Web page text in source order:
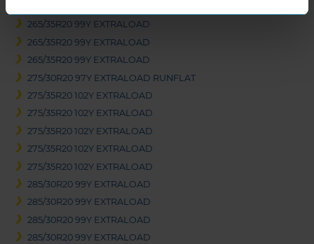
265/35R20 99Y EXTRALOAD
265/35R20 99Y EXTRALOAD
265/35R20 99Y EXTRALOAD
275/30R20 97Y EXTRALOAD RUNFLAT
275/35R20 102Y EXTRALOAD
275/35R20 102Y EXTRALOAD
275/35R20 102Y EXTRALOAD
275/35R20 102Y EXTRALOAD
275/35R20 102Y EXTRALOAD
285/30R20 99Y EXTRALOAD
285/30R20 99Y EXTRALOAD
285/30R20 99Y EXTRALOAD
285/30R20 99Y EXTRALOAD